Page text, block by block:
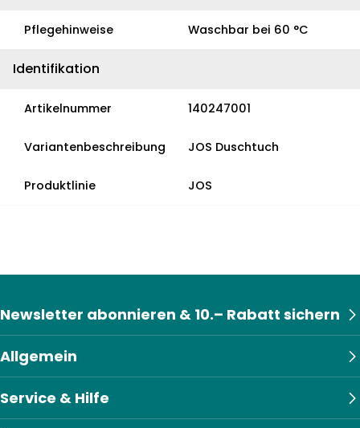
Pflegehinweise Waschbar bei 60 °C
Identifikation
Artikelnummer 140247001
Variantenbeschreibung JOS Duschtuch
Produktlinie JOS
Allgemein
Service & Hilfe
Newsletter abonnieren & 10.– Rabatt sichern